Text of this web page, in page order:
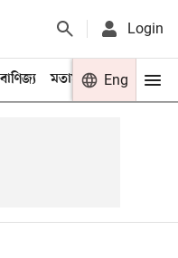
Login
বাণিজ্য মতামত খেলা
Eng